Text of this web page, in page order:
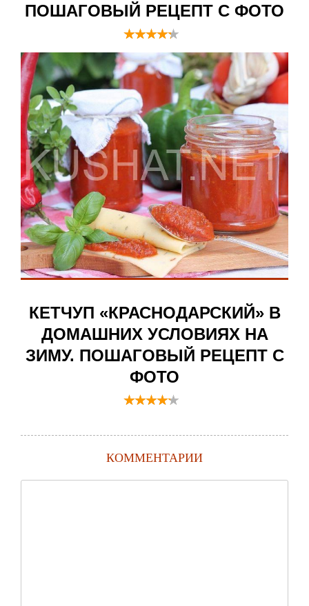
ПОШАГОВЫЙ РЕЦЕПТ С ФОТО
КЕТЧУП «КРАСНОДАРСКИЙ» В
ДОМАШНИХ УСЛОВИЯХ НА
ЗИМУ. ПОШАГОВЫЙ РЕЦЕПТ С
ФОТО
КОММЕНТАРИИ